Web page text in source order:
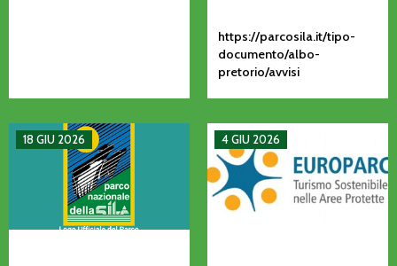
https://parcosila.it/tipo-
documento/albo-
pretorio/avvisi
18 GIU 2026
MANIFESTAZIONE DI INTERESSE PER L’AFFIDAMENTO
4 GIU 2026
La CETS come processo